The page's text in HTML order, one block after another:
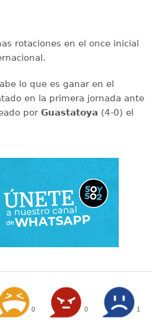
rotaciones en el once inicial
lo que es ganar en el
en la primera jornada ante
por Guastatoya (4-0) el
0 0 1